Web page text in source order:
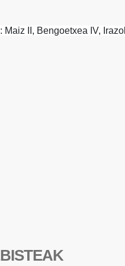
Maiz II, Bengoetxea IV,